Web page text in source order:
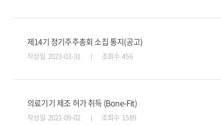
제14기 정기주주총회 소집 통지(공고)
작성일 2023-03-31 조회수 456
의료기기 제조 허가 취득 (Bone-Fit)
작성일 2021-09-02 조회수 1589